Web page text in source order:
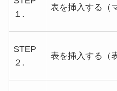
１.
表を挿入する（
STEP
２.
表を挿入する（